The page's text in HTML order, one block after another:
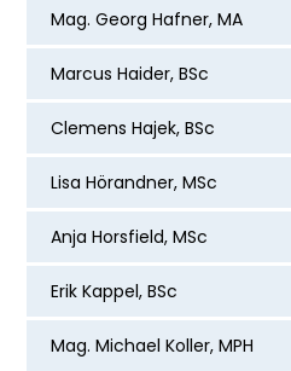
Mag. Georg Hafner, MA
Marcus Haider, BSc
Clemens Hajek, BSc
Lisa Hörandner, MSc
Anja Horsfield, MSc
Erik Kappel, BSc
Mag. Michael Koller, MPH